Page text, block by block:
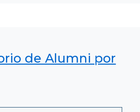
de Alumni por